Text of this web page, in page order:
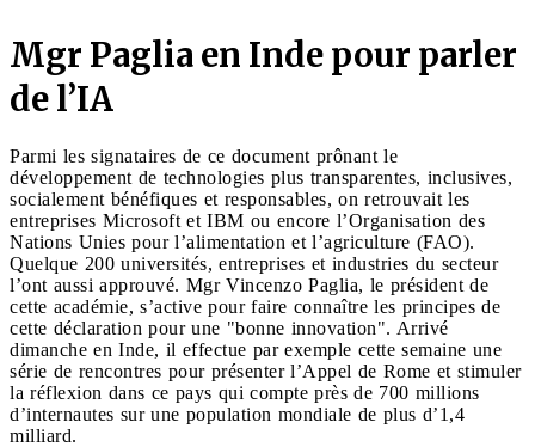
Mgr Paglia en Inde pour parler
de l’IA
Parmi les signataires de ce document prônant le
développement de technologies plus transparentes, inclusives,
socialement bénéfiques et responsables, on retrouvait les
entreprises Microsoft et IBM ou encore l’Organisation des
Nations Unies pour l’alimentation et l’agriculture (FAO).
Quelque 200 universités, entreprises et industries du secteur
l’ont aussi approuvé. Mgr Vincenzo Paglia, le président de
cette académie, s’active pour faire connaître les principes de
cette déclaration pour une "bonne innovation". Arrivé
dimanche en Inde, il effectue par exemple cette semaine une
série de rencontres pour présenter l’Appel de Rome et stimuler
la réflexion dans ce pays qui compte près de 700 millions
d’internautes sur une population mondiale de plus d’1,4
milliard.